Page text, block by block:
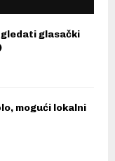
glasački
mogući lokalni